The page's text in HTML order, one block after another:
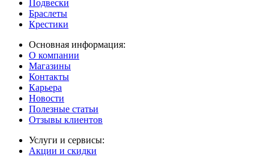
Подвески
Браслеты
Крестики
Основная информация:
О компании
Магазины
Контакты
Карьера
Новости
Полезные статьи
Отзывы клиентов
Услуги и сервисы:
Акции и скидки